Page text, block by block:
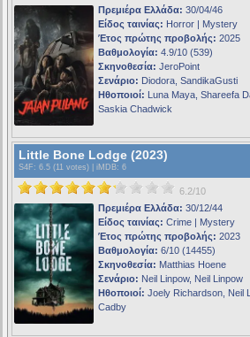
Πρεμιέρα Ελλάδα: 30/04/46
Είδος ταινίας: Horror | Mystery
Έτος πρώτης προβολής: 2025
Βαθμολογία: 4.9/10 (539)
Σκηνοθεσία: JeroPoint
Σενάριο: Diodora, SandikaGusti
Ηθοποιοί: Luna Maya, Shareefa
Saskia Chadwick
Little Bone Lodge (2023)
S4F : 6.5 (11 votes) | iMDB: 6
6.2/10
Πρεμιέρα Ελλάδα: 30/12/44
Είδος ταινίας: Crime | Mystery
Έτος πρώτης προβολής: 2023
Βαθμολογία: 6/10 (14455)
Σκηνοθεσία: Matthias Hoene
Σενάριο: Neil Linpow, Neil Linpow
Ηθοποιοί: Joely Richardson, Neil
Cadby